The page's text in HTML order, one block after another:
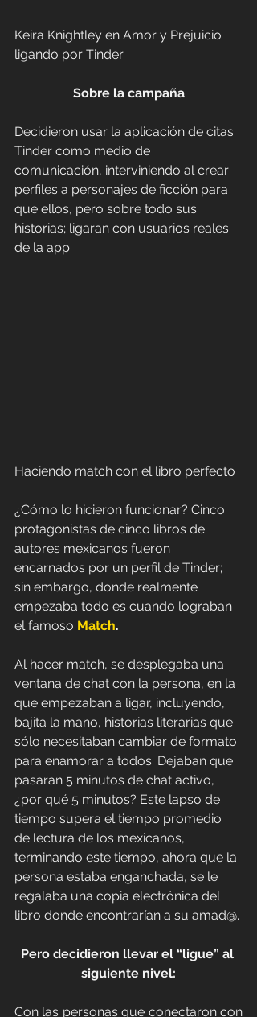
Keira Knightley en Amor y Prejuicio
ligando por Tinder
Sobre la campaña
Decidieron usar la aplicación de citas
Tinder como medio de
comunicación, interviniendo al crear
perfiles a personajes de ficción para
que ellos, pero sobre todo sus
historias; ligaran con usuarios reales
de la app.
Haciendo match con el libro perfecto
¿Cómo lo hicieron funcionar? Cinco
protagonistas de cinco libros de
autores mexicanos fueron
encarnados por un perfil de Tinder;
sin embargo, donde realmente
empezaba todo es cuando lograban
el famoso Match.
Al hacer match, se desplegaba una
ventana de chat con la persona, en la
que empezaban a ligar, incluyendo,
bajita la mano, historias literarias que
sólo necesitaban cambiar de formato
para enamorar a todos. Dejaban que
pasaran 5 minutos de chat activo,
¿por qué 5 minutos? Este lapso de
tiempo supera el tiempo promedio
de lectura de los mexicanos,
terminando este tiempo, ahora que la
persona estaba enganchada, se le
regalaba una copia electrónica del
libro donde encontrarían a su amad@.
Pero decidieron llevar el “ligue” al
siguiente nivel:
Con las personas que conectaron con